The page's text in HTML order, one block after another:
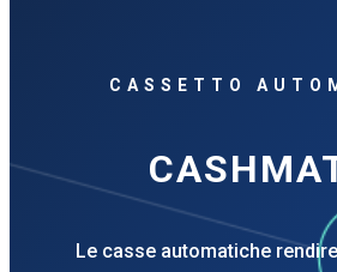
CASSETTO
Le casse automatiche